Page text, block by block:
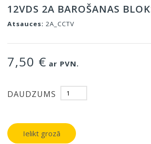
12VDS 2A BAROŠANAS
Atsauces: 2A_CCTV
7,50 € ar PVN.
DAUDZUMS
Ielikt grozā